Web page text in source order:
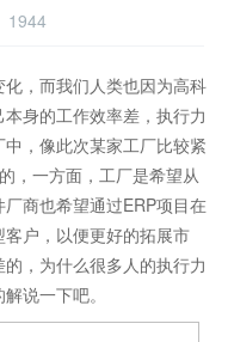
1944
，而我们人类也因为高科
身的工作效率差，执行力
，像此次某家工厂比较紧
，一方面，工厂是希望从
商也希望通过ERP项目在
户，以便更好的拓展市
，为什么很多人的执行力
说一下吧。